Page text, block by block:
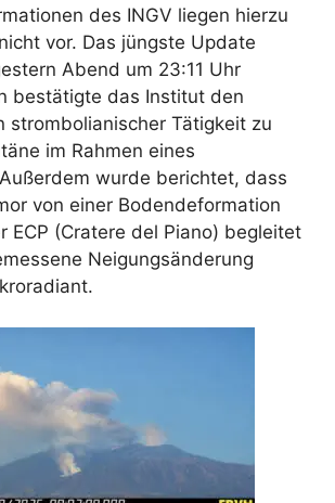
des INGV liegen hierzu
vor. Das jüngste Update
Abend um 23:11 Uhr
bestätigte das Institut den
strombolianischer Tätigkeit zu
im Rahmen eines
wurde berichtet, dass
von einer Bodendeformation
ECP (Cratere del Piano) begleitet
Neigungsänderung